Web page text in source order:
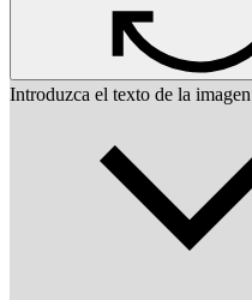
Introduzca el texto de la imagen